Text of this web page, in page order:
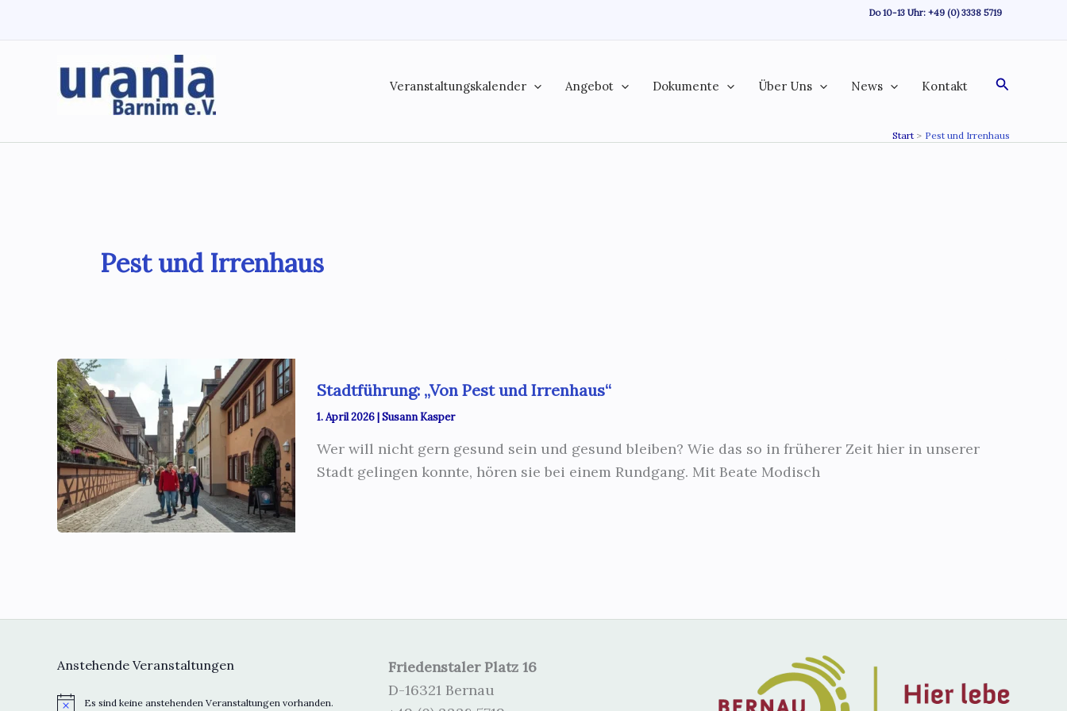
Do 10-13 Uhr: +49 (0) 3338 5719
Veranstaltungskalender Angebot Dokumente Über Uns News Kontakt Suchen
Start Pest und Irrenhaus
Pest und Irrenhaus
Stadtführung: „Von Pest und Irrenhaus“
1. April 2026|Susann Kasper
Wer will nicht gern gesund sein und gesund bleiben? Wie das so in früherer Zeit hier in unserer
Stadt gelingen konnte, hören sie bei einem Rundgang. Mit Beate Modisch
Anstehende Veranstaltungen
H Es sind keine anstehenden Veranstaltungen vorhanden.
Friedenstaler Platz 16
D-16321 Bernau